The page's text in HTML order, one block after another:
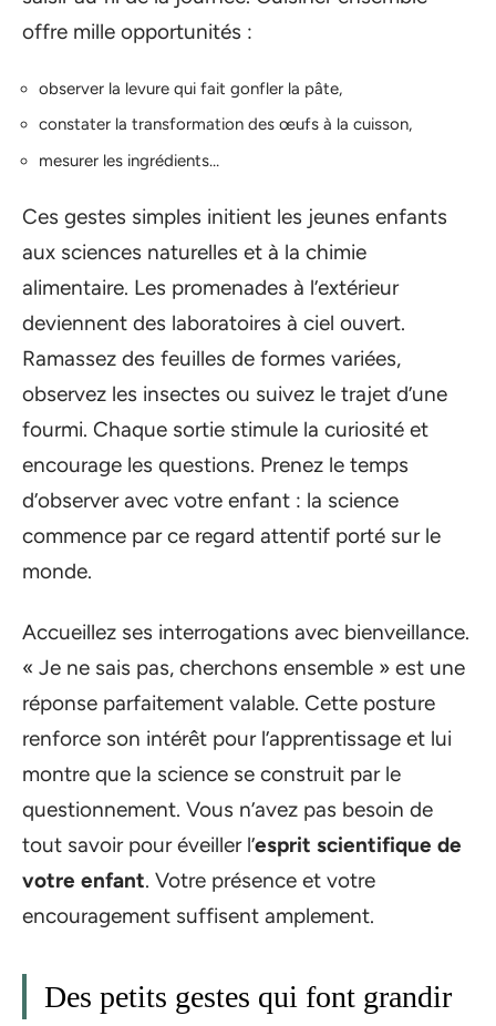
offre mille opportunités :
observer la levure qui fait gonfler la pâte,
constater la transformation des œufs à la cuisson,
mesurer les ingrédients…
Ces gestes simples initient les jeunes enfants
aux sciences naturelles et à la chimie
alimentaire. Les promenades à l’extérieur
deviennent des laboratoires à ciel ouvert.
Ramassez des feuilles de formes variées,
observez les insectes ou suivez le trajet d’une
fourmi. Chaque sortie stimule la curiosité et
encourage les questions. Prenez le temps
d’observer avec votre enfant : la science
commence par ce regard attentif porté sur le
monde.
Accueillez ses interrogations avec bienveillance.
« Je ne sais pas, cherchons ensemble » est une
réponse parfaitement valable. Cette posture
renforce son intérêt pour l’apprentissage et lui
montre que la science se construit par le
questionnement. Vous n’avez pas besoin de
tout savoir pour éveiller l’esprit scientifique de
votre enfant. Votre présence et votre
encouragement suffisent amplement.
Des petits gestes qui font grandir